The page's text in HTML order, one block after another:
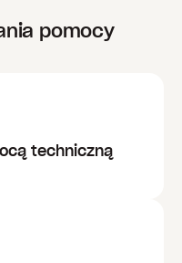
pomocy
techniczną